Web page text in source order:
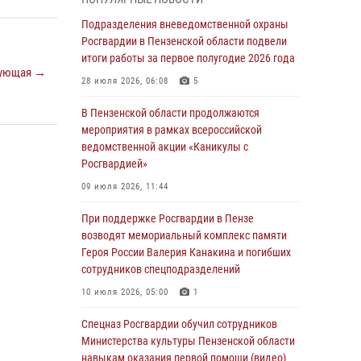
→
легендарного генерала Яковлева
05 августа 2026, 07:00
Сотрудники пензенского ОМОН «Страж»
познакомили участников сборов «Гвардеец»
05 августа 2026, 06:15 6
В Пензе сотрудники Росгвардии оказали
помощь дезориентированному пенсионеру
05 августа 2026, 04:00
В Пензе при силовой поддержке Росгвардии
пресечена деятельность ОПГ,
маскировавшейся под реабилитационный
центр (видео)
04 августа 2026, 07:05
В Управлении Росгвардии по Пензенской
области подвели итоги работы за первое
Подразделения вневедомственной охраны
Росгвардии в Пензенской области подвели
итоги работы за первое полугодие 2026 года
28 июля 2026, 06:08 5
В Пензенской области продолжаются
мероприятия в рамках всероссийской
ведомственной акции «Каникулы с
Росгвардией»
09 июля 2026, 11:44
При поддержке Росгвардии в Пензе
возводят мемориальный комплекс памяти
Героя России Валерия Канакина и погибших
сотрудников спецподразделений
10 июля 2026, 05:00 1
Спецназ Росгвардии обучил сотрудников
Министерства культуры Пензенской области
навыкам оказания первой помощи (видео)